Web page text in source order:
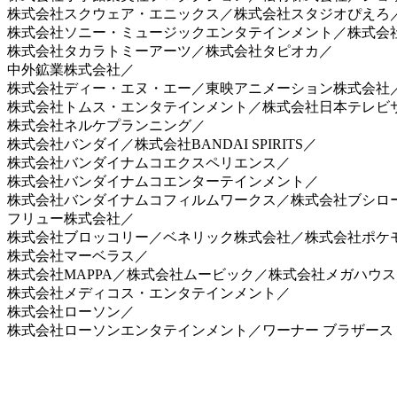
株式会社スクウェア・エニックス／株式会社スタジオぴえろ
株式会社ソニー・ミュージックエンタテインメント／株式会
株式会社タカラトミーアーツ／株式会社タピオカ／
中外鉱業株式会社／
株式会社ディー・エヌ・エー／東映アニメーション株式会社
株式会社トムス・エンタテインメント／株式会社日本テレビ
株式会社ネルケプランニング／
株式会社バンダイ／株式会社BANDAI SPIRITS／
株式会社バンダイナムコエクスペリエンス／
株式会社バンダイナムコエンターテインメント／
株式会社バンダイナムコフィルムワークス／株式会社ブシロ
フリュー株式会社／
株式会社ブロッコリー／ベネリック株式会社／株式会社ポケ
株式会社マーベラス／
株式会社MAPPA／株式会社ムービック／株式会社メガハウ
株式会社メディコス・エンタテインメント／
株式会社ローソン／
株式会社ローソンエンタテインメント／ワーナー ブラザー